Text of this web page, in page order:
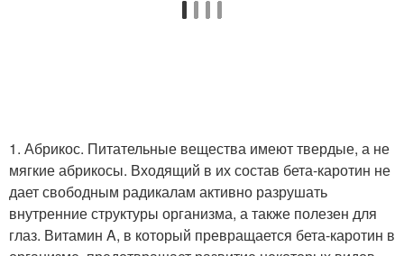
1. Абрикос. Питательные вещества имеют твердые, а не
мягкие абрикосы. Входящий в их состав бета-каротин не
дает свободным радикалам активно разрушать
внутренние структуры организма, а также полезен для
глаз. Витамин A, в который превращается бета-каротин в